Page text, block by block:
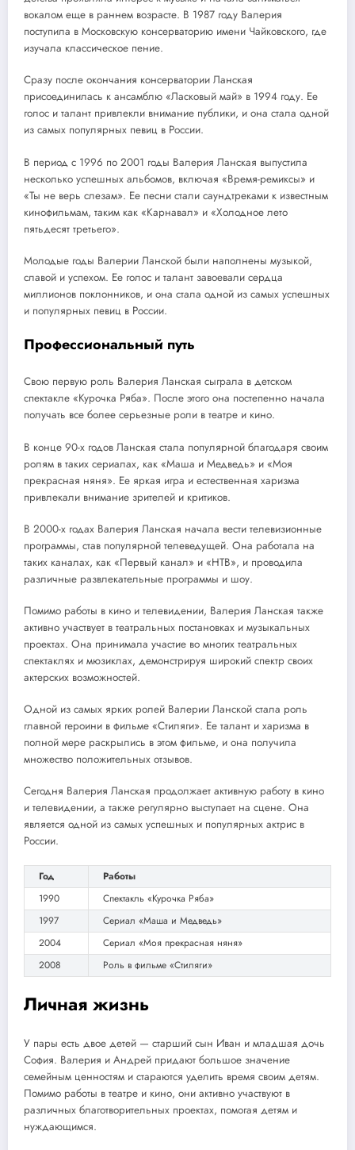
вокалом еще в раннем возрасте. В 1987 году Валерия
поступила в Московскую консерваторию имени Чайковского, где
изучала классическое пение.
Сразу после окончания консерватории Ланская
присоединилась к ансамблю «Ласковый май» в 1994 году. Ее
голос и талант привлекли внимание публики, и она стала одной
из самых популярных певиц в России.
В период с 1996 по 2001 годы Валерия Ланская выпустила
несколько успешных альбомов, включая «Время-ремиксы» и
«Ты не верь слезам». Ее песни стали саундтреками к известным
кинофильмам, таким как «Карнавал» и «Холодное лето
пятьдесят третьего».
Молодые годы Валерии Ланской были наполнены музыкой,
славой и успехом. Ее голос и талант завоевали сердца
миллионов поклонников, и она стала одной из самых успешных
и популярных певиц в России.
Профессиональный путь
Свою первую роль Валерия Ланская сыграла в детском
спектакле «Курочка Ряба». После этого она постепенно начала
получать все более серьезные роли в театре и кино.
В конце 90-х годов Ланская стала популярной благодаря своим
ролям в таких сериалах, как «Маша и Медведь» и «Моя
прекрасная няня». Ее яркая игра и естественная харизма
привлекали внимание зрителей и критиков.
В 2000-х годах Валерия Ланская начала вести телевизионные
программы, став популярной телеведущей. Она работала на
таких каналах, как «Первый канал» и «НТВ», и проводила
различные развлекательные программы и шоу.
Помимо работы в кино и телевидении, Валерия Ланская также
активно участвует в театральных постановках и музыкальных
проектах. Она принимала участие во многих театральных
спектаклях и мюзиклах, демонстрируя широкий спектр своих
актерских возможностей.
Одной из самых ярких ролей Валерии Ланской стала роль
главной героини в фильме «Стиляги». Ее талант и харизма в
полной мере раскрылись в этом фильме, и она получила
множество положительных отзывов.
Сегодня Валерия Ланская продолжает активную работу в кино
и телевидении, а также регулярно выступает на сцене. Она
является одной из самых успешных и популярных актрис в
России.
Год
Работы
1990
Спектакль «Курочка Ряба»
1997
Сериал «Маша и Медведь»
2004
Сериал «Моя прекрасная няня»
2008
Роль в фильме «Стиляги»
Личная жизнь
У пары есть двое детей — старший сын Иван и младшая дочь
София. Валерия и Андрей придают большое значение
семейным ценностям и стараются уделить время своим детям.
Помимо работы в театре и кино, они активно участвуют в
различных благотворительных проектах, помогая детям и
нуждающимся.